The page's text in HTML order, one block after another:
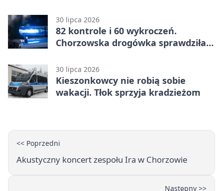
30 lipca 2026
82 kontrole i 60 wykroczeń.
Chorzowska drogówka sprawdziła
30 lipca 2026
Kieszonkowcy nie robią sobie
wakacji. Tłok sprzyja kradzieżom
<< Poprzedni
Akustyczny koncert zespołu Ira w Chorzowie
Następny >>